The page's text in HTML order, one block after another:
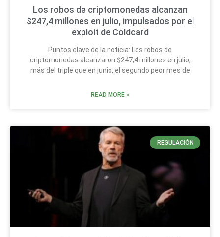
Los robos de criptomonedas alcanzan
$247,4 millones en julio, impulsados por el
exploit de Coldcard
Puntos clave de la noticia: Los robos de
criptomonedas alcanzaron $247,4 millones en julio,
más del triple que en junio, el segundo peor mes de
READ MORE »
REGULACIÓN